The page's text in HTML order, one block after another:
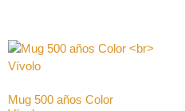
Mug 500 años Color